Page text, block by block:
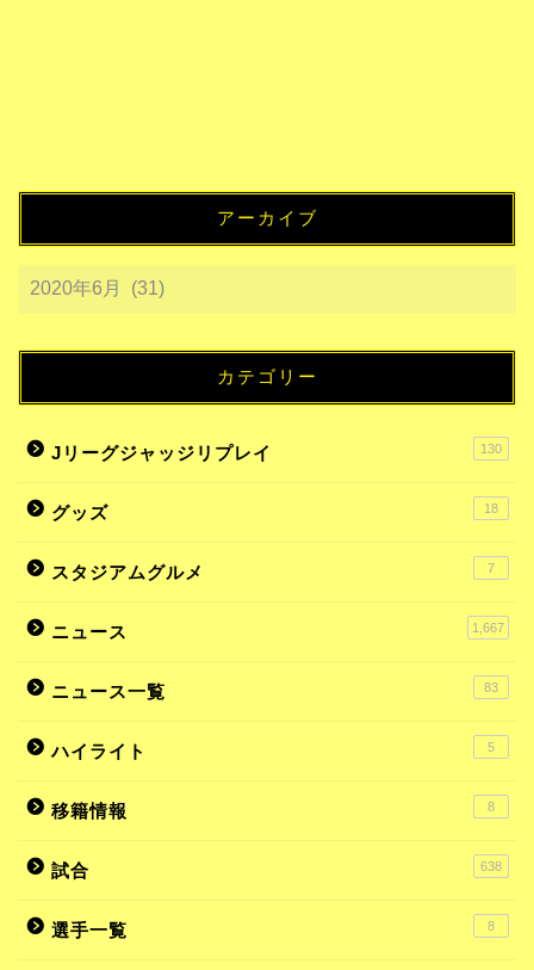
アーカイブ
カテゴリー
Jリーグジャッジリプレイ 130
グッズ 18
スタジアムグルメ 7
ニュース 1,667
ニュース一覧 83
ハイライト 5
移籍情報 8
試合 638
選手一覧 8